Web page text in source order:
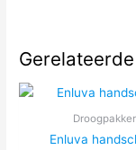
Enluva